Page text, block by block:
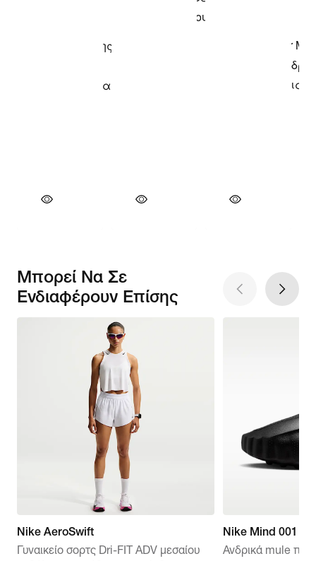
Μπορεί Να Σε
Ενδιαφέρουν Επίσης
Nike AeroSwift
Γυναικείο σορτς Dri-FIT ADV μεσαίου
Nike Mind 001
Ανδρικά mule